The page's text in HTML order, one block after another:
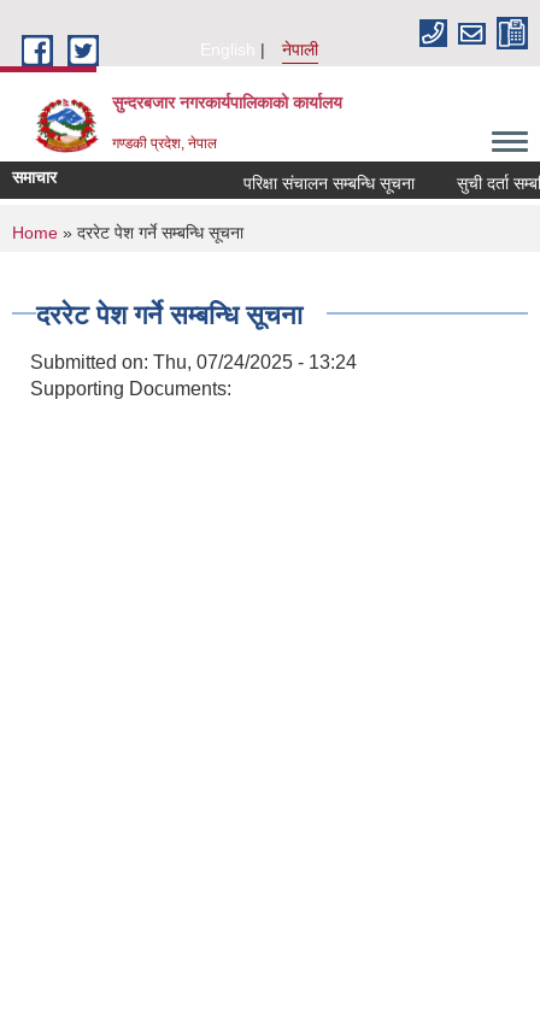
English
नेपाली
सुन्दरबजार नगरकार्यपालिकाको कार्यालय
गण्डकी प्रदेश, नेपाल
समाचार परिक्षा संचालन सम्बन्धि सूचना सुची दर्ता
You are here
Home » दररेट पेश गर्ने सम्बन्धि सूचना
दररेट पेश गर्ने सम्बन्धि सूचना
Submitted on: Thu, 07/24/2025 - 13:24
Supporting Documents: